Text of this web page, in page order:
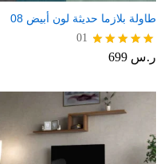
طاولة بلازما حديثة لون أبيض 08
تم التقييم
01
ر.س